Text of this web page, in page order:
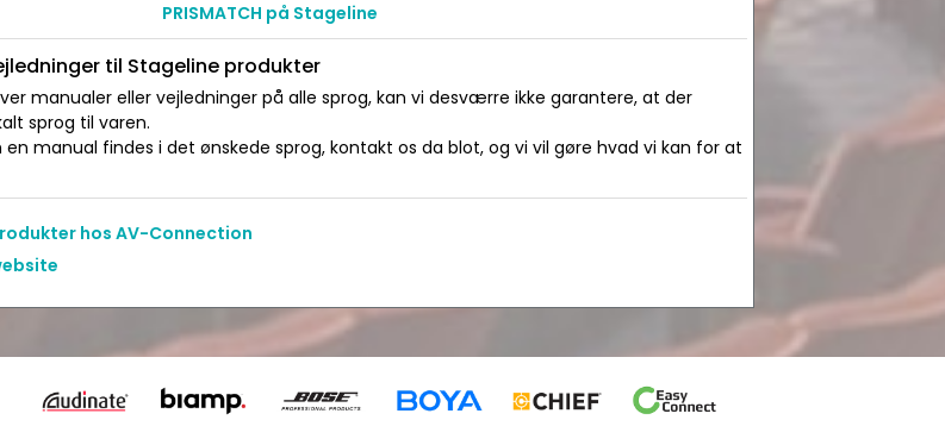
PRISMATCH på Stageline
til Stageline produkter
manualer eller vejledninger på alle sprog, kan vi desværre ikke garantere, at der
sprog til varen.
manual findes i det ønskede sprog, kontakt os da blot, og vi vil gøre hvad vi kan for at
hos AV-Connection